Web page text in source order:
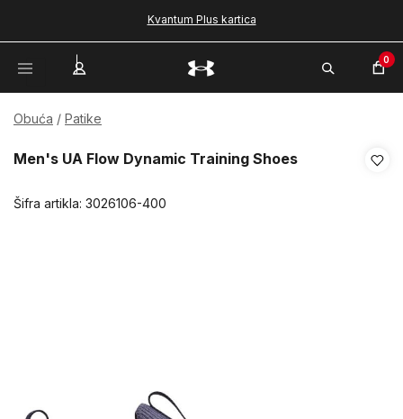
Kvantum Plus kartica
0
Obuća Patike
Men's UA Flow Dynamic Training Shoes
Šifra artikla: 3026106-400